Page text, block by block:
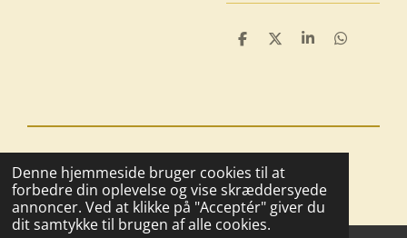
Denne hjemmeside bruger cookies til at
forbedre din oplevelse og vise skræddersyede
annoncer. Ved at klikke på "Acceptér" giver du
dit samtykke til brugen af alle cookies.
D
D
D
D
© 2025 - 2026 Boutique BoHome
Drevet afWebador